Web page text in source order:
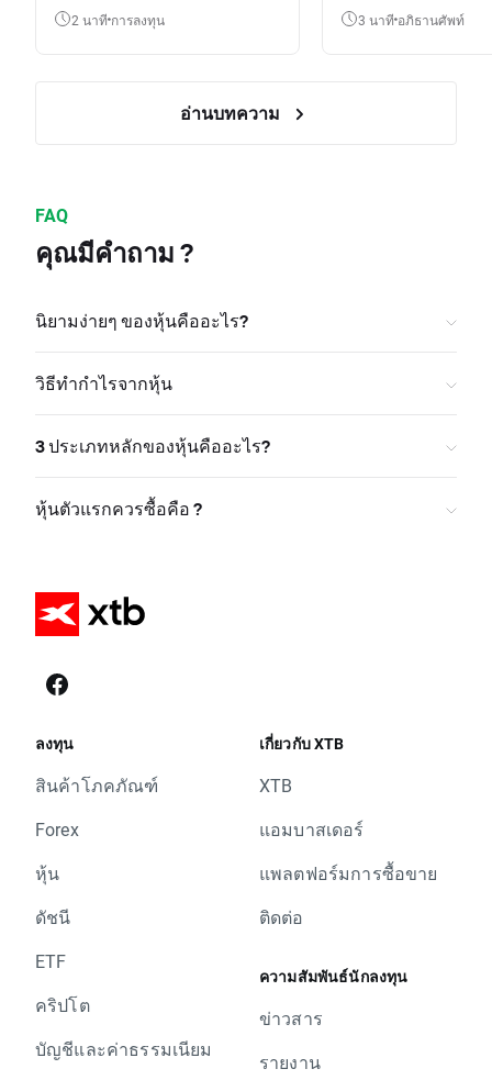
2 นาที การลงทุน 3 นาที อภิธานศัพท์
อ่านบทความ
FAQ
คุณมีคำถาม ?
นิยามง่ายๆ ของหุ้นคืออะไร?
วิธีทำกำไรจากหุ้น
3 ประเภทหลักของหุ้นคืออะไร?
หุ้นตัวแรกควรซื้อคือ ?
ลงทุน
สินค้าโภคภัณฑ์
Forex
หุ้น
ดัชนี
ETF
คริปโต
บัญชีและค่าธรรมเนียม
เกี่ยวกับ XTB
XTB
แอมบาสเดอร์
แพลตฟอร์มการซื้อขาย
ติดต่อ
ความสัมพันธ์นักลงทุน
ข่าวสาร
รายงาน